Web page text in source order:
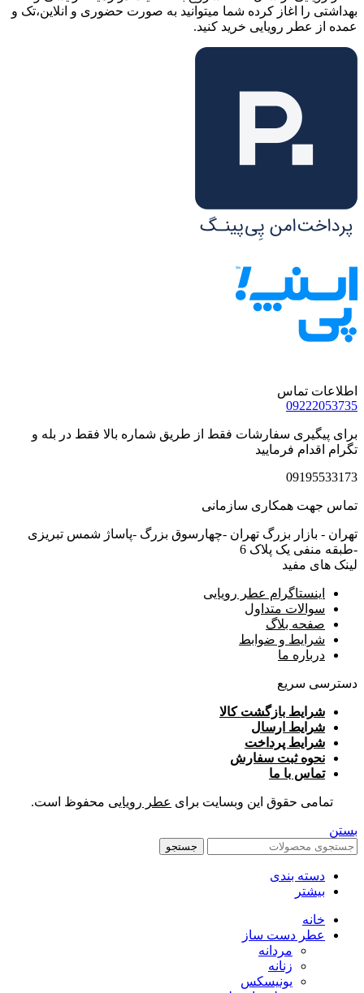
بهداشتی را اغاز کرده شما میتوانید به صورت حضوری و انلاین،تک و
عمده از عطر رویایی خرید کنید.
اطلاعات تماس
09222053735
برای پیگیری سفارشات فقط از طریق شماره بالا فقط در بله و
تگرام اقدام فرمایید
09195533173
تماس جهت همکاری سازمانی
تهران - بازار بزرگ تهران -چهارسوق بزرگ -پاساژ شمس تبریزی
-طبقه منفی یک پلاک 6
لینک های مفید
اینستاگرام عطر رویایی
سوالات متداول
صفحه بلاگ
شرایط و ضوابط
درباره ما
دسترسی سریع
شرایط بازگشت کالا
شرایط ارسال
شرایط پرداخت
نحوه ثبت سفارش
تماس با ما
تمامی حقوق این وبسایت برای عطر رویایی محفوظ است.
بستن
جستجو
دسته بندی
بیشتر
خانه
عطر دست ساز
مردانه
زنانه
یونیسکس